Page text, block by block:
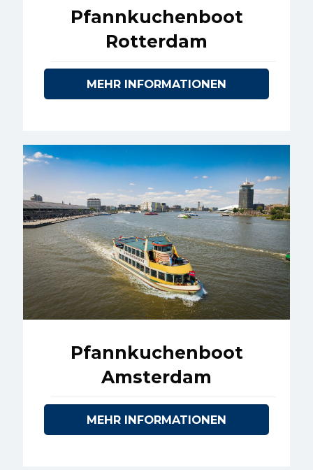
Pfannkuchenboot
Rotterdam
MEHR INFORMATIONEN
Pfannkuchenboot
Amsterdam
MEHR INFORMATIONEN